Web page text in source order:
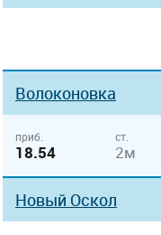
Волоконовка
приб.
18.54
ст.
2м
Новый Оскол